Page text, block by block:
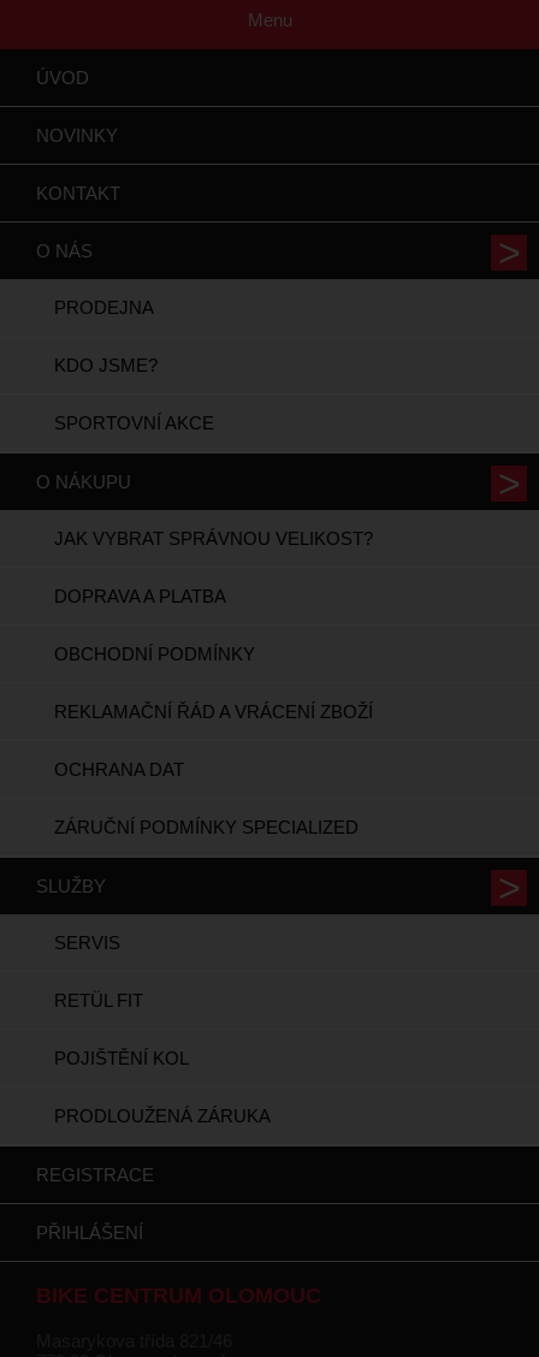
Menu
ÚVOD
NOVINKY
KONTAKT
O NÁS
PRODEJNA
KDO JSME?
SPORTOVNÍ AKCE
O NÁKUPU
JAK VYBRAT SPRÁVNOU VELIKOST?
DOPRAVA A PLATBA
OBCHODNÍ PODMÍNKY
REKLAMAČNÍ ŘÁD A VRÁCENÍ ZBOŽÍ
OCHRANA DAT
ZÁRUČNÍ PODMÍNKY SPECIALIZED
SLUŽBY
SERVIS
RETÜL FIT
POJIŠTĚNÍ KOL
PRODLOUŽENÁ ZÁRUKA
REGISTRACE
PŘIHLÁŠENÍ
BIKE CENTRUM OLOMOUC